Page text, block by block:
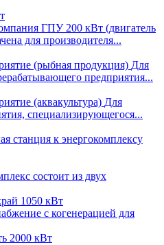
ГПУ 200 кВт (двигатель
для производителя...
(рыбная продукция) Для
предприятия...
(аквакультура) Для
специализирующегося...
станция к энергокомплексу
состоит из двух
1050 кВт
с когенерацией для
2000 кВт